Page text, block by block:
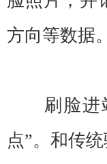
方向等数据。
刷脸进站
点”。和传